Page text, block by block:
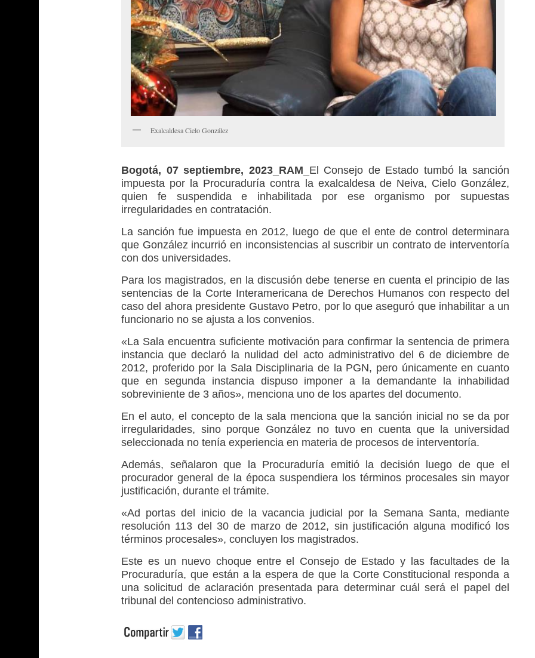
Exalcaldesa Cielo González
Bogotá, 07 septiembre, 2023_RAM_ El Consejo de Estado tumbó la sanción
impuesta por la Procuraduría contra la exalcaldesa de Neiva, Cielo González,
quien fe suspendida e inhabilitada por ese organismo por supuestas
irregularidades en contratación.
La sanción fue impuesta en 2012, luego de que el ente de control determinara
que González incurrió en inconsistencias al suscribir un contrato de interventoría
con dos universidades.
Para los magistrados, en la discusión debe tenerse en cuenta el principio de las
sentencias de la Corte Interamericana de Derechos Humanos con respecto del
caso del ahora presidente Gustavo Petro, por lo que aseguró que inhabilitar a un
funcionario no se ajusta a los convenios.
«La Sala encuentra suficiente motivación para confirmar la sentencia de primera
instancia que declaró la nulidad del acto administrativo del 6 de diciembre de
2012, proferido por la Sala Disciplinaria de la PGN, pero únicamente en cuanto
que en segunda instancia dispuso imponer a la demandante la inhabilidad
sobreviniente de 3 años», menciona uno de los apartes del documento.
En el auto, el concepto de la sala menciona que la sanción inicial no se da por
irregularidades, sino porque González no tuvo en cuenta que la universidad
seleccionada no tenía experiencia en materia de procesos de interventoría.
Además, señalaron que la Procuraduría emitió la decisión luego de que el
procurador general de la época suspendiera los términos procesales sin mayor
justificación, durante el trámite.
«Ad portas del inicio de la vacancia judicial por la Semana Santa, mediante
resolución 113 del 30 de marzo de 2012, sin justificación alguna modificó los
términos procesales», concluyen los magistrados.
Este es un nuevo choque entre el Consejo de Estado y las facultades de la
Procuraduría, que están a la espera de que la Corte Constitucional responda a
una solicitud de aclaración presentada para determinar cuál será el papel del
tribunal del contencioso administrativo.